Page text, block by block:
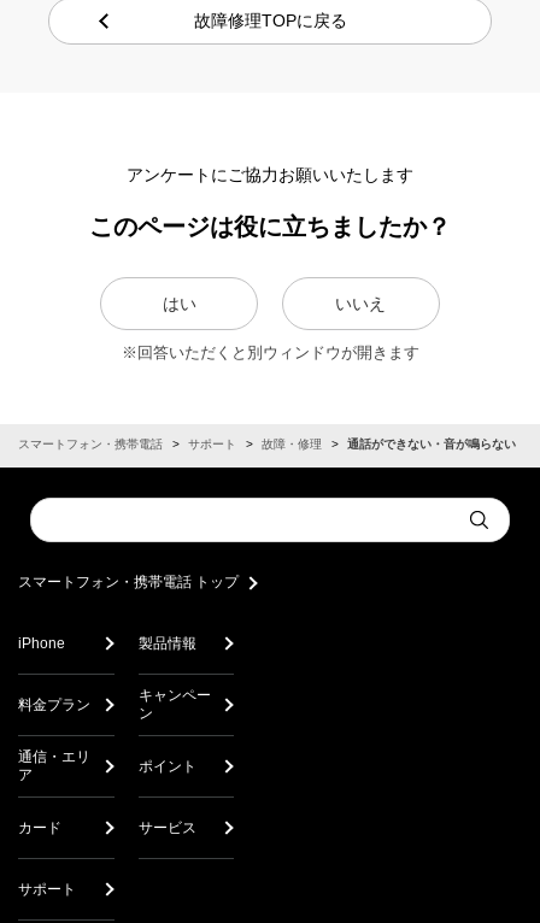
故障修理TOPに戻る
アンケートにご協力お願いいたします
このページは役に立ちましたか？
はい いいえ
※回答いただくと別ウィンドウが開きます
スマートフォン・携帯電話 サポート 故障・修理 通話ができない・音が鳴らない
Conduct
a
Submit
スマートフォン・携帯電話 トップ
iPhone 製品情報
料金プラン
キャンペー
ン
通信・エリ
ア
ポイント
カード サービス
サポート